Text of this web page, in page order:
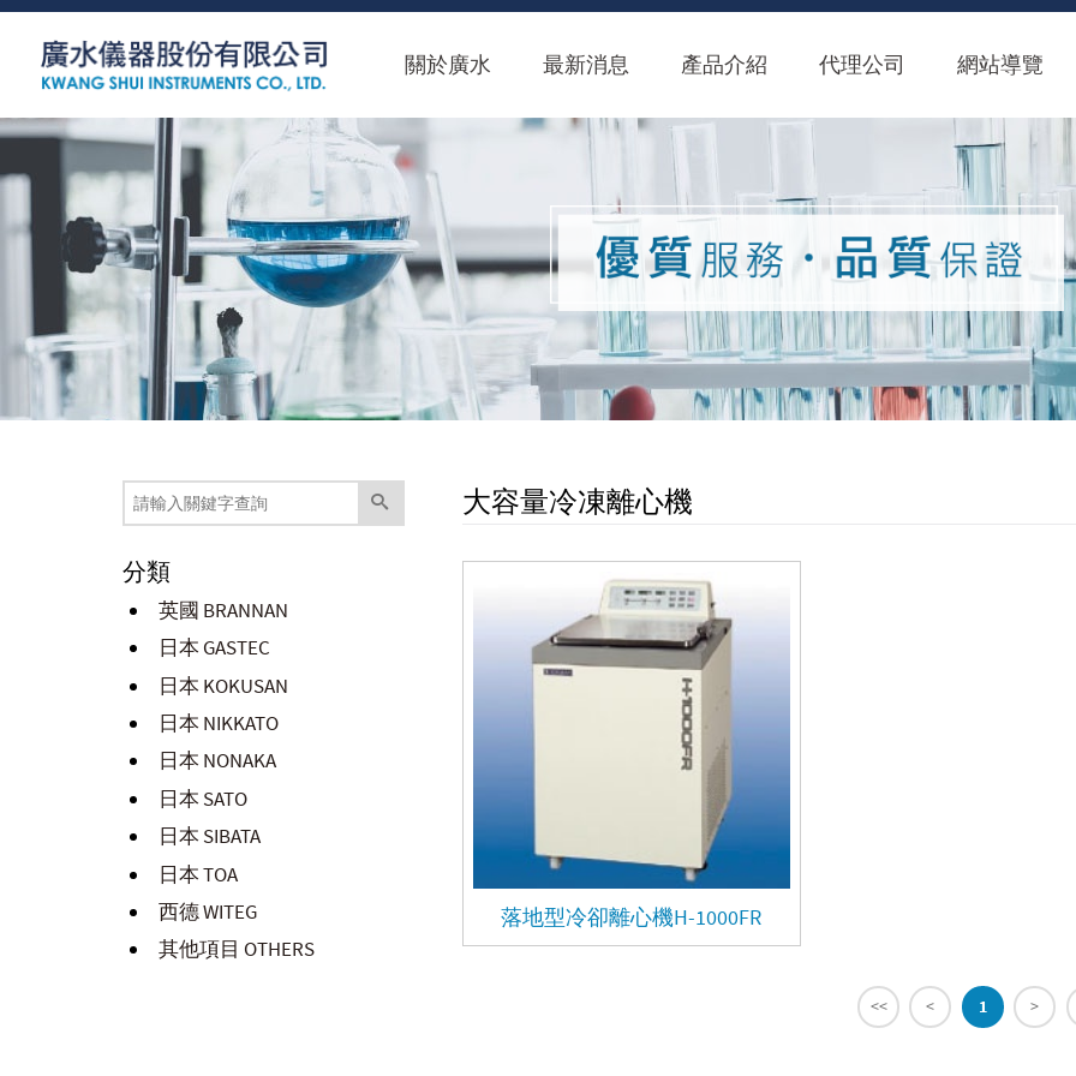
關於廣水 最新消息 產品介紹 代理公司 網站導覽
分類
英國 BRANNAN
日本 GASTEC
日本 KOKUSAN
日本 NIKKATO
日本 NONAKA
日本 SATO
日本 SIBATA
日本 TOA
西德 WITEG
其他項目 OTHERS
大容量冷凍離心機
落地型冷卻離心機H-1000FR
<< < 1 >